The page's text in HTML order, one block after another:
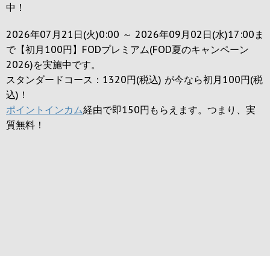
中！
2026年07月21日(火)0:00 ～ 2026年09月02日(水)17:00ま
で【初月100円】FODプレミアム(FOD夏のキャンペーン
2026)を実施中です。
スタンダードコース：1320円(税込) が今なら初月100円(税
込)！
ポイントインカム経由で即150円もらえます。つまり、実
質無料！